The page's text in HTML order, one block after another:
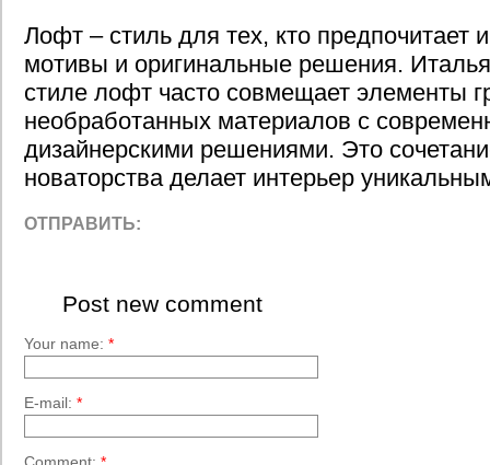
Лофт – стиль для тех, кто предпочитает
мотивы и оригинальные решения.
стиле лофт часто совмещает элементы
необработанных материалов с
дизайнерскими решениями. Это
новаторства делает интерьер
ОТПРАВИТЬ:
Post new comment
Your name: *
E-mail: *